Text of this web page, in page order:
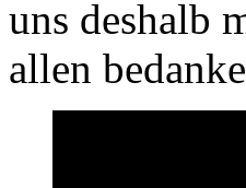
uns deshalb
allen